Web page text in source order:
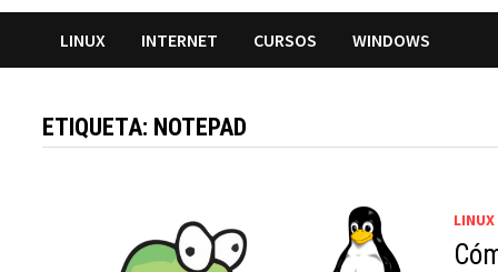
LINUX INTERNET CURSOS WINDOWS
ETIQUETA: NOTEPAD
LINUX